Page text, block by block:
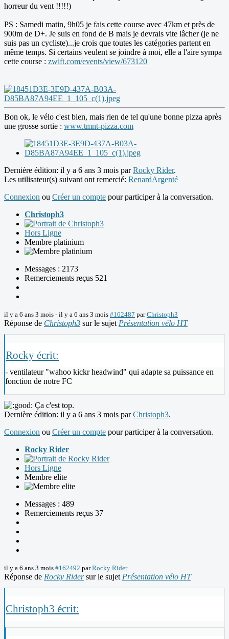
horreur du vent !!!!!)
PS : Samedi matin, 9h05 je fais cette course avec 47km et près de
900m de D+. Je suis en fond de B mais je devrais vite lâcher (je ne
suis pas un cycliste)...je crois que toutes les catégories partent en
même temps. Si certains veulent se joindre à moi, elle a l'aire sympa
cette course : zwift.com/events/view/673120
Bon ok, le vélo c'est bien, mais rien de tel qu'une bonne pizza après
une grosse sortie : www.tmnt-pizza.com
Dernière édition: il y a 6 ans 3 mois parRocky Rider.
Les utilisateur(s) suivant ont remercié: RenardArgenté
Connexion ou Créer un compte pour participer à la conversation.
Christoph3
Hors Ligne
Membre platinium
Messages : 2173
Remerciements reçus 521
il y a 6 ans 3 mois - il y a 6 ans 3 mois #162487 parChristoph3
Réponse de Christoph3 sur le sujet Présentation vélo HT
Rocky écrit:
- ventilateur "wahoo kickr headwind" qui adapte sa puissance en
fonction de notre FC
Ça c'est top.
Dernière édition: il y a 6 ans 3 mois parChristoph3.
Connexion ou Créer un compte pour participer à la conversation.
Rocky Rider
Hors Ligne
Membre elite
Messages : 489
Remerciements reçus 37
il y a 6 ans 3 mois #162492 parRocky Rider
Réponse de Rocky Ridersur le sujet Présentation vélo HT
Christoph3 écrit: